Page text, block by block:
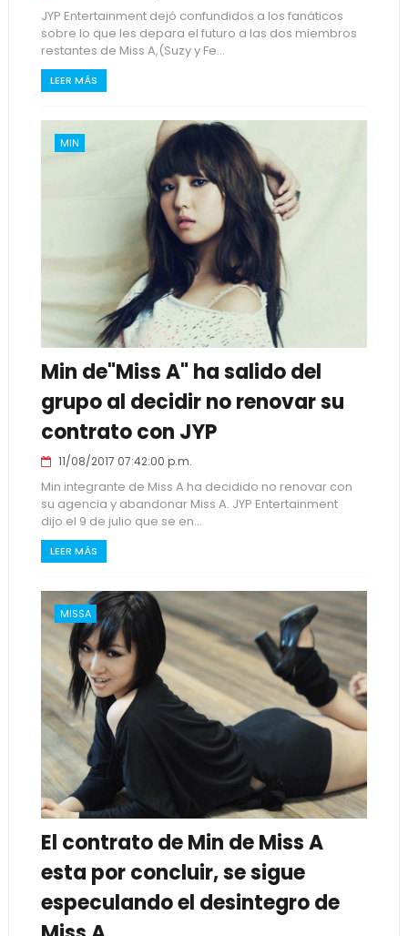
JYP Entertainment dejó confundidos a los fanáticos
sobre lo que les depara el futuro a las dos miembros
restantes de Miss A,(Suzy y Fe...
LEER MÁS
MIN
Min de"Miss A" ha salido del
grupo al decidir no renovar su
contrato con JYP
11/08/2017 07:42:00 p.m.
Min integrante de Miss A ha decidido no renovar con
su agencia y abandonar Miss A. JYP Entertainment
dijo el 9 de julio que se en...
LEER MÁS
MISSA
El contrato de Min de Miss A
esta por concluir, se sigue
especulando el desintegro de